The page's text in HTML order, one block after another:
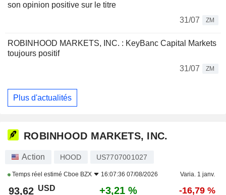
son opinion positive sur le titre
31/07
ZM
ROBINHOOD MARKETS, INC. : KeyBanc Capital Markets
toujours positif
31/07
ZM
Plus d'actualités
ROBINHOOD MARKETS, INC.
Action HOOD US7707001027
Temps réel estimé Cboe BZX 16:07:36 07/08/2026 Varia. 1 janv.
93,62 USD +3,21 % -16,79 %